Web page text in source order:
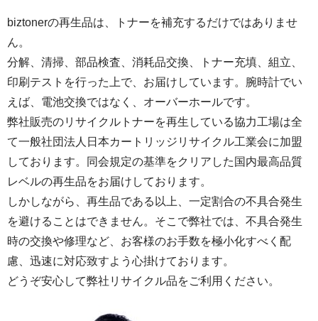
biztonerの再生品は、トナーを補充するだけではありませ
ん。
分解、清掃、部品検査、消耗品交換、トナー充填、組立、
印刷テストを行った上で、お届けしています。腕時計でい
えば、電池交換ではなく、オーバーホールです。
弊社販売のリサイクルトナーを再生している協力工場は全
て一般社団法人日本カートリッジリサイクル工業会に加盟
しております。同会規定の基準をクリアした国内最高品質
レベルの再生品をお届けしております。
しかしながら、再生品である以上、一定割合の不具合発生
を避けることはできません。そこで弊社では、不具合発生
時の交換や修理など、お客様のお手数を極小化すべく配
慮、迅速に対応致すよう心掛けております。
どうぞ安心して弊社リサイクル品をご利用ください。